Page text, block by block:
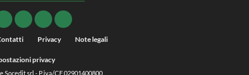
Privacy Note legali
privacy
Socedit srl - P.iva/CF 02901400800